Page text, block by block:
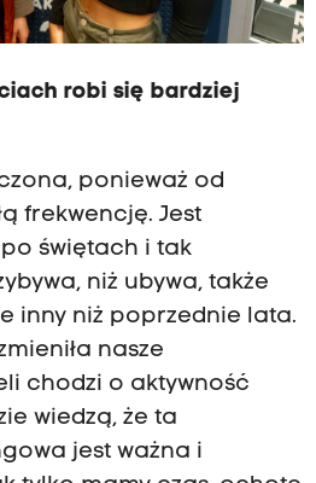
robi się bardziej
ponieważ od
frekwencję. Jest
świętach i tak
niż ubywa, także
inny niż poprzednie lata.
nasze
chodzi o aktywność
wiedzą, że ta
jest ważna i